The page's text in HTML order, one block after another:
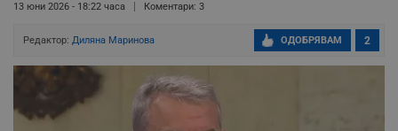
13 юни 2026 - 18:22 часа Коментари: 3
Редактор: Диляна Маринова 2
ОДОБРЯВАМ